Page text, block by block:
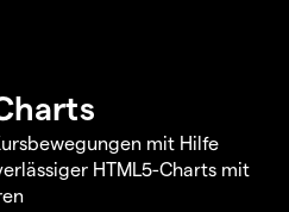
mit Hilfe
HTML5-Charts mit